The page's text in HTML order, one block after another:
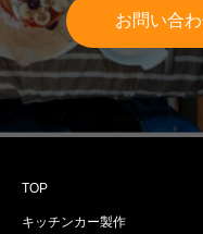
お問い合
TOP
キッチンカー製作